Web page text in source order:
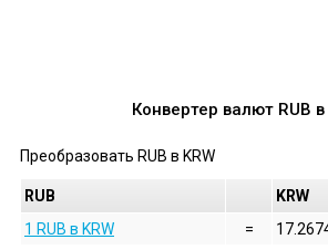
Конвертер валют RUB в
Преобразовать RUB в KRW
RUB
KRW
1 RUB в KRW
=